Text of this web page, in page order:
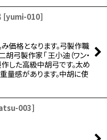
[yumi-010]
価格となります。弓製作職
弓製作家「 王小迪（ワン・
作した高級中胡弓です。太め
量感があります。中胡に使
003]